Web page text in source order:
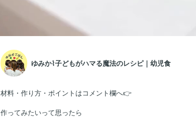
ゆみか⌇子どもがハマる魔法のレシピ｜幼児食
材料・作り方・ポイントはコメント欄へ👉
作ってみたいって思ったら